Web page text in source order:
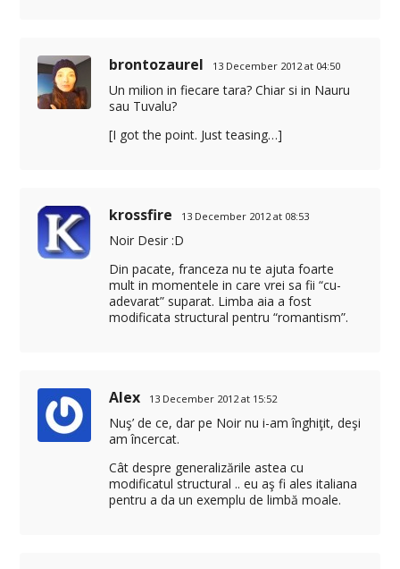
brontozaurel 13 December 2012 at 04:50
Un milion in fiecare tara? Chiar si in Nauru
sau Tuvalu?
[I got the point. Just teasing…]
krossfire 13 December 2012 at 08:53
Noir Desir :D
Din pacate, franceza nu te ajuta foarte
mult in momentele in care vrei sa fii “cu-
adevarat” suparat. Limba aia a fost
modificata structural pentru “romantism”.
Alex 13 December 2012 at 15:52
Nuş’ de ce, dar pe Noir nu i-am înghiţit, deşi
am încercat.
Cât despre generalizările astea cu
modificatul structural .. eu aş fi ales italiana
pentru a da un exemplu de limbă moale.